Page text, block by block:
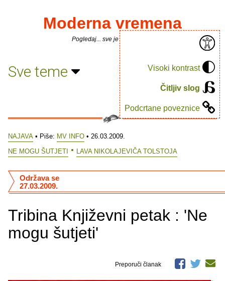
Visoki kontrast
Čitljiv slog
Podcrtane poveznice
Moderna vremena
Pogledaj... sve je puno knjiga.
Sve teme
NAJAVA • Piše: MV INFO • 26.03.2009.
NE MOGU ŠUTJETI
LAVA NIKOLAJEVIČA TOLSTOJA
Tribina Književni petak : 'Ne
mogu šutjeti'
Održava se
27.03.2009.
Preporuči članak